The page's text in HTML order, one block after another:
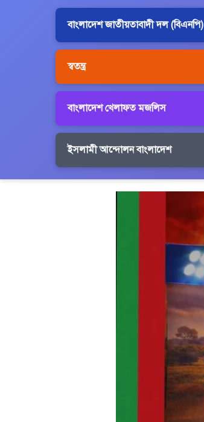
বাংলাদেশ জাতীয়তাবাদী দল (বিএনপি)
স্বতন্ত্র
বাংলাদেশ খেলাফত মজলিস
ইসলামী আন্দোলন বাংলাদেশ